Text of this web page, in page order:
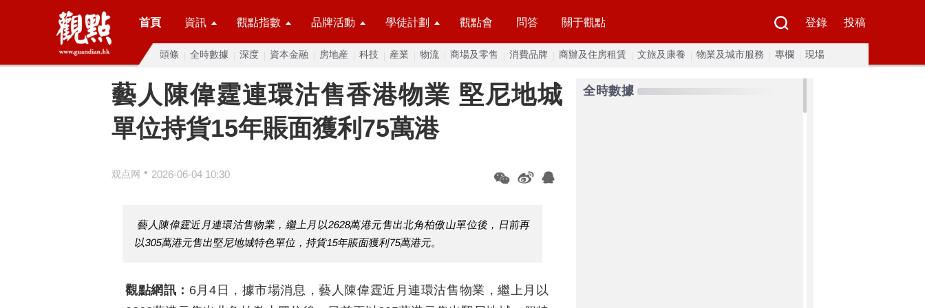
首頁 資訊 觀點指數 品牌活動 學徒計劃 觀點會 問答 關于觀點 登錄 投稿
頭條 全時數據 深度 資本金融 房地産 科技 産業 物流 商場及零售 消費品牌 商辦及住房租賃 文旅及康養 物業及城市服務 專欄 現場
藝人陳偉霆連環沽售香港物業 堅尼地城
單位持貨15年賬面獲利75萬港
观点网 • 2026-06-04 10:30
藝人陳偉霆近月連環沽售物業，繼上月以2628萬港元售出北角柏傲山單位後，日前再
以305萬港元售出堅尼地城特色單位，持貨15年賬面獲利75萬港元。
觀點網訊： 6月4日，據市場消息，藝人陳偉霆近月連環沽售物業，繼上月以
全時數據